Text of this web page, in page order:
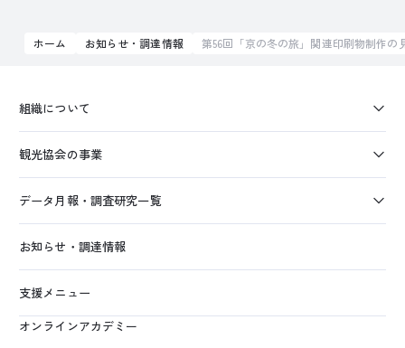
ホーム お知らせ・調達情報 第56回「京の冬の旅」関連印刷物制作
組織について
観光協会の事業
データ月報・調査研究一覧
お知らせ・調達情報
支援メニュー
オンラインアカデミー